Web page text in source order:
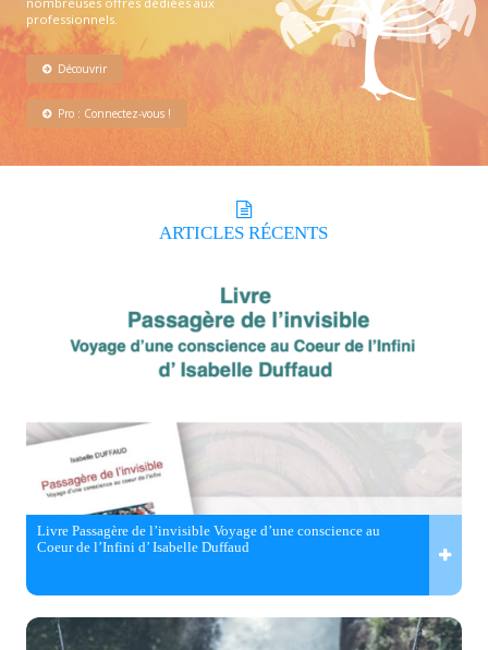
professionnels.
Découvrir
Pro : Connectez-vous !
ARTICLES RÉCENTS
Livre Passagère de l’invisible Voyage d’une conscience au
Coeur de l’Infini d’ Isabelle Duffaud